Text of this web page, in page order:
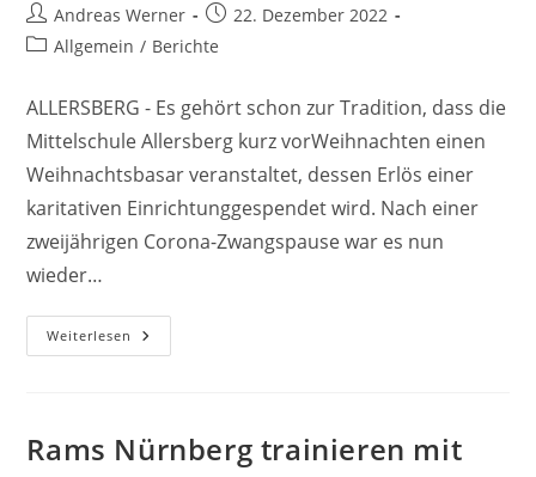
Beitrags-
Autor:
Andreas Werner
Beitrag
veröffentlicht:
22. Dezember 2022
Beitrags-
Allgemein / Berichte
ALLERSBERG - Es gehört schon zur Tradition, dass die
Mittelschule Allersberg kurz vorWeihnachten einen
Weihnachtsbasar veranstaltet, dessen Erlös einer
karitativen Einrichtunggespendet wird. Nach einer
zweijährigen Corona-Zwangspause war es nun
wieder…
Weiterlesen Weihnachtsbasar
Wurde
Verein
Zur
Rams Nürnberg trainieren mit